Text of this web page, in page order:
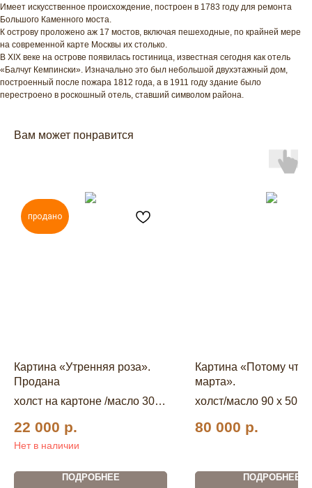
Имеет искусственное происхождение, построен в 1783 году для ремонта
Большого Каменного моста.
К острову проложено аж 17 мостов, включая пешеходные, по крайней мере
на современной карте Москвы их столько.
В XIX веке на острове появилась гостиница, известная сегодня как отель
«Балчуг Кемпински». Изначально это был небольшой двухэтажный дом,
построенный после пожара 1812 года, а в 1911 году здание было
перестроено в роскошный отель, ставший символом района.
Вам может понравится
продано
Картина «Утренняя роза».
Продана
холст на картоне /масло 30 x
22 000 р.
Нет в наличии
ПОДРОБНЕЕ
Картина «Потому что
марта».
холст/масло 90 x 50
80 000 р.
ПОДРОБНЕЕ